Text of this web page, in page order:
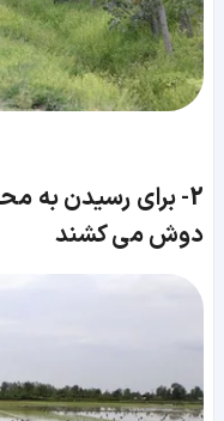
2- برای رسیدن به
دوش می کشند